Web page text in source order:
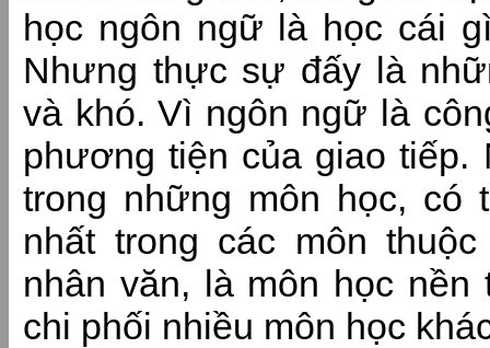
học ngôn ngữ là học cái
Nhưng thực sự đấy là
và khó. Vì ngôn ngữ là
phương tiện của giao tiếp.
trong những môn học, có
nhất trong các môn
nhân văn, là môn học nền
chi phối nhiều môn học